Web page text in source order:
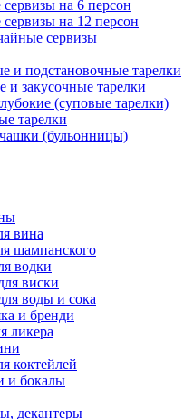
на 6 персон
на 12 персон
сервизы
и подстановочные тарелки
и закусочные тарелки
(суповые тарелки)
тарелки
(бульонницы)
вина
шампанского
водки
виски
воды и сока
и бренди
ликера
коктейлей
и бокалы
декантеры